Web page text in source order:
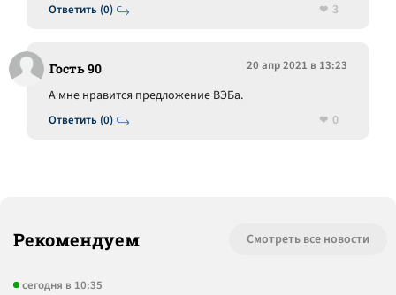
Ответить (0)
3
Гость 90 20 апр 2021 в 13:23
Ответить (0)
А мне нравится предложение ВЭБа.
0
Рекомендуем Смотреть все новости
сегодня в 10:35